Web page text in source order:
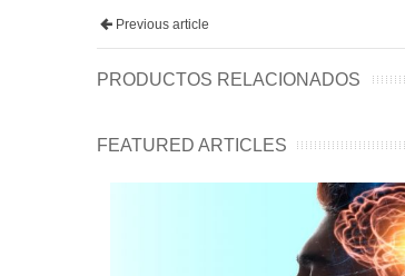
Previous article
PRODUCTOS RELACIONADOS
FEATURED ARTICLES